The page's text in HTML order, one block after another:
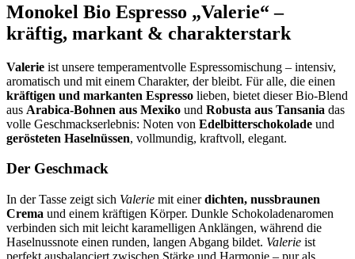
Monokel Bio Espresso „Valerie“ –
kräftig, markant & charakterstark
Valerie ist unsere temperamentvolle Espressomischung – intensiv,
aromatisch und mit einem Charakter, der bleibt. Für alle, die einen
kräftigen und markanten Espresso lieben, bietet dieser Bio-Blend
aus Arabica-Bohnen aus Mexiko und Robusta aus Tansania das
volle Geschmackserlebnis: Noten von Edelbitterschokolade und
gerösteten Haselnüssen, vollmundig, kraftvoll, elegant.
Der Geschmack
In der Tasse zeigt sich Valerie mit einerdichten, nussbraunen
Crema und einem kräftigen Körper. Dunkle Schokoladenaromen
verbinden sich mit leicht karamelligen Anklängen, während die
Haselnussnote einen runden, langen Abgang bildet. Valerie ist